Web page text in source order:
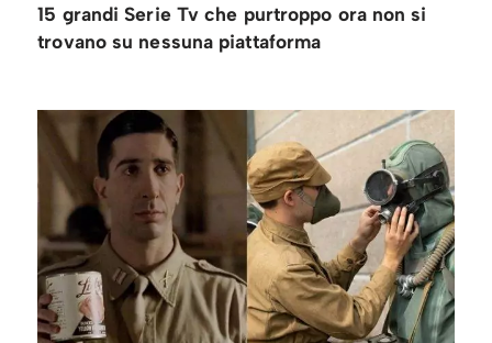
15 grandi Serie Tv che purtroppo ora non si
trovano su nessuna piattaforma